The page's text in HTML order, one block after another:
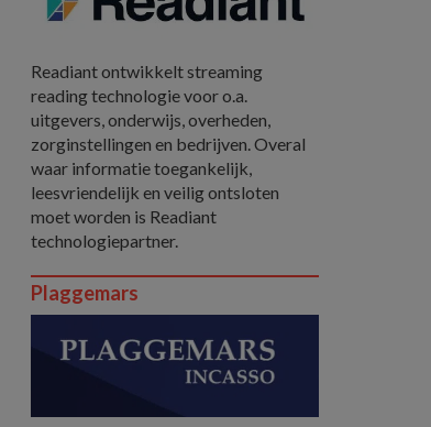
Readiant ontwikkelt streaming
reading technologie voor o.a.
uitgevers, onderwijs, overheden,
zorginstellingen en bedrijven. Overal
waar informatie toegankelijk,
leesvriendelijk en veilig ontsloten
moet worden is Readiant
technologiepartner.
Plaggemars